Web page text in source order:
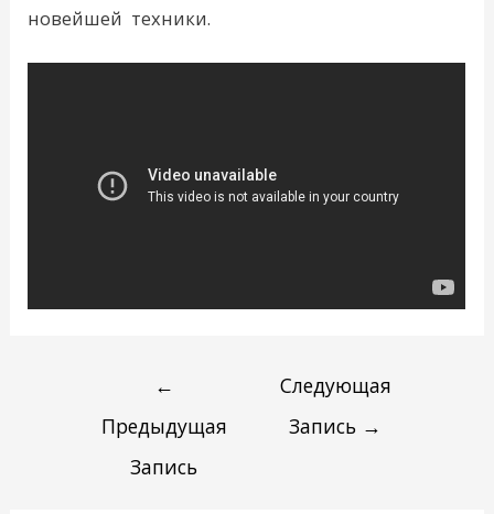
новейшей техники.
←
Предыдущая
Запись
Следующая
Запись →